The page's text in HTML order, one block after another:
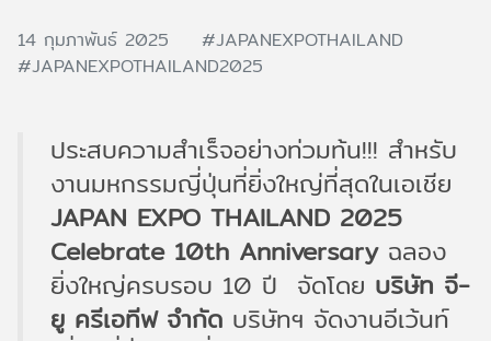
14 กุมภาพันธ์ 2025
#JAPANEXPOTHAILAND
#JAPANEXPOTHAILAND2025
ประสบความสำเร็จอย่างท่วมท้น!!! สำหรับ
งานมหกรรมญี่ปุ่นที่ยิ่งใหญ่ที่สุดในเอเชีย
JAPAN EXPO THAILAND 2025
Celebrate 10th Anniversary ฉลอง
ยิ่งใหญ่ครบรอบ 10 ปี จัดโดย บริษัท จี-
ยู ครีเอทีฟ จำกัด บริษัทฯ จัดงานอีเว้นท์